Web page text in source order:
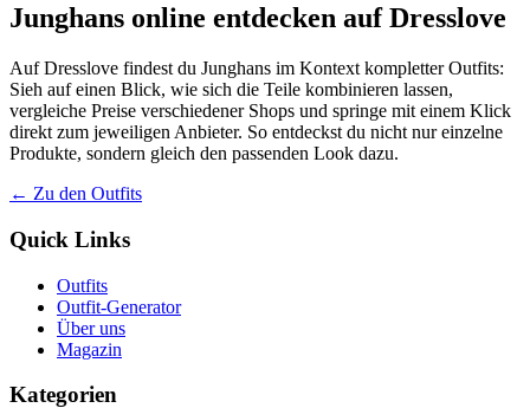
Junghans online entdecken auf Dresslove
Auf Dresslove findest du Junghans im Kontext kompletter Outfits:
Sieh auf einen Blick, wie sich die Teile kombinieren lassen,
vergleiche Preise verschiedener Shops und springe mit einem Klick
direkt zum jeweiligen Anbieter. So entdeckst du nicht nur einzelne
Produkte, sondern gleich den passenden Look dazu.
← Zu den Outfits
Quick Links
Outfits
Outfit-Generator
Über uns
Magazin
Kategorien